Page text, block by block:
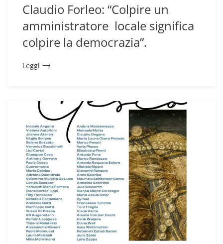
Claudio Forleo: “Colpire un
amministratore locale significa
colpire la democrazia”.
Leggi